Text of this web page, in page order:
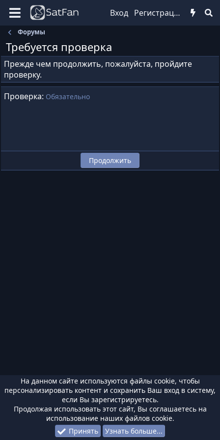
Вход Регистрация
Форумы
Требуется проверка
Прежде чем продолжить, пожалуйста, пройдите
проверку.
Проверка Обязательно
Продолжить
На данном сайте используются файлы cookie, чтобы
персонализировать контент и сохранить Ваш вход в систему,
если Вы зарегистрируетесь.
Продолжая использовать этот сайт, Вы соглашаетесь на
использование наших файлов cookie.
Принять
Узнать больше...